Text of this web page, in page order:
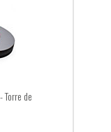
Torre de